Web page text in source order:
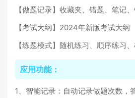
【做题记录】收藏夹、错题、笔记
【考试大纲】2024年新版考试大纲
【练题模式】随机练习、顺序练习
应用功能：
1、智能记录：自动记录做题次数，